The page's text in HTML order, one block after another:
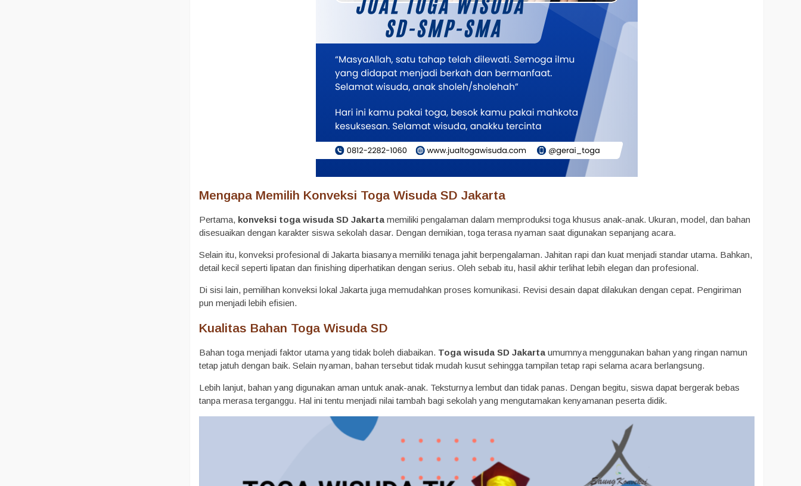
Mengapa Memilih Konveksi Toga Wisuda SD Jakarta
Pertama, konveksi toga wisuda SD Jakarta memiliki pengalaman dalam memproduksi toga khusus anak-anak. Ukuran, model, dan bahan
disesuaikan dengan karakter siswa sekolah dasar. Dengan demikian, toga terasa nyaman saat digunakan sepanjang acara.
Selain itu, konveksi profesional di Jakarta biasanya memiliki tenaga jahit berpengalaman. Jahitan rapi dan kuat menjadi standar utama. Bahkan,
detail kecil seperti lipatan dan finishing diperhatikan dengan serius. Oleh sebab itu, hasil akhir terlihat lebih elegan dan profesional.
Di sisi lain, pemilihan konveksi lokal Jakarta juga memudahkan proses komunikasi. Revisi desain dapat dilakukan dengan cepat. Pengiriman
pun menjadi lebih efisien.
Kualitas Bahan Toga Wisuda SD
Bahan toga menjadi faktor utama yang tidak boleh diabaikan. Toga wisuda SD Jakarta umumnya menggunakan bahan yang ringan namun
tetap jatuh dengan baik. Selain nyaman, bahan tersebut tidak mudah kusut sehingga tampilan tetap rapi selama acara berlangsung.
Lebih lanjut, bahan yang digunakan aman untuk anak-anak. Teksturnya lembut dan tidak panas. Dengan begitu, siswa dapat bergerak bebas
tanpa merasa terganggu. Hal ini tentu menjadi nilai tambah bagi sekolah yang mengutamakan kenyamanan peserta didik.